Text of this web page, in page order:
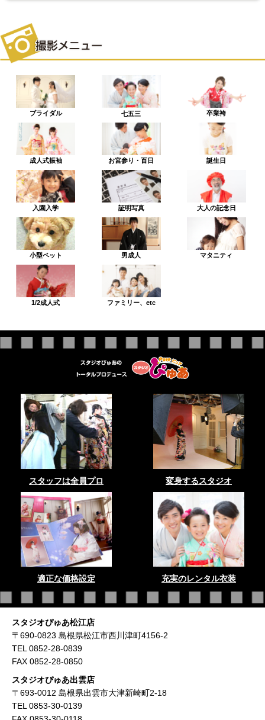
ブライダル 七五三 卒業袴
成人式振袖 お宮参り・百日 誕生日
入園入学 証明写真 大人の記念日
小型ペット 男成人 マタニティ
1/2成人式 ファミリー、etc
スタッフは全員プロ 変身するスタジオ
適正な価格設定 充実のレンタル衣装
スタジオぴゅあ松江店
〒690-0823 島根県松江市西川津町4156-2
TEL 0852-28-0839
FAX 0852-28-0850
スタジオぴゅあ出雲店
〒693-0012 島根県出雲市大津新崎町2-18
TEL 0853-30-0139